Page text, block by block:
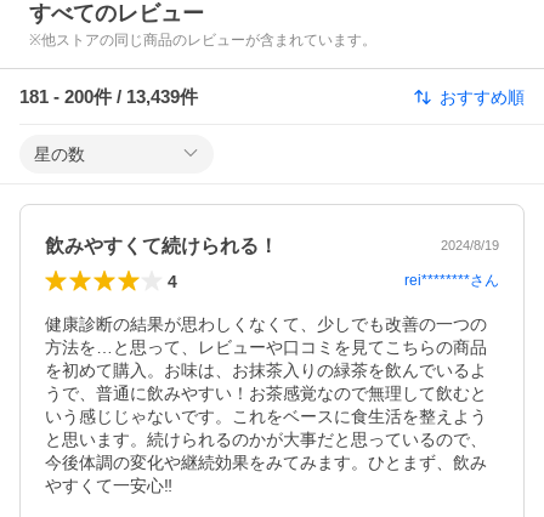
すべてのレビュー
※他ストアの同じ商品のレビューが含まれています。
181 - 200件 / 13,439件 おすすめ順
星の数
飲みやすくて続けられる！ 2024/8/19
4 rei********さん
健康診断の結果が思わしくなくて、少しでも改善の一つの
方法を…と思って、レビューや口コミを見てこちらの商品
を初めて購入。お味は、お抹茶入りの緑茶を飲んでいるよ
うで、普通に飲みやすい！お茶感覚なので無理して飲むと
いう感じじゃないです。これをベースに食生活を整えよう
と思います。続けられるのかが大事だと思っているので、
今後体調の変化や継続効果をみてみます。ひとまず、飲み
やすくて一安心‼︎